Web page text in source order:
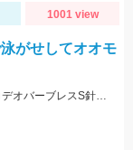
1001 view
がせしてオオモ
コマセ無し投げサビキで小鯖。カタクチ鰯を釣り、ロデオバーブレスS針で泳がせしてオオモンハタ２匹ゲット。